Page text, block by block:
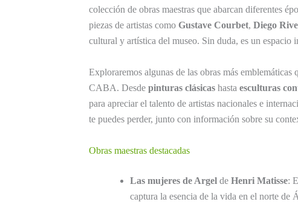
colección de obras maestras que abarcan diferentes
piezas de artistas como Gustave Courbet, Diego
cultural y artística del museo. Sin duda, es un espacio
Exploraremos algunas de las obras más
CABA. Desde pinturas clásicas hasta esculturas
para apreciar el talento de artistas nacionales e
te puedes perder, junto con información sobre su
Obras maestras destacadas
Las mujeres de Argel de Henri Matisse:
captura la esencia de la vida en el norte de